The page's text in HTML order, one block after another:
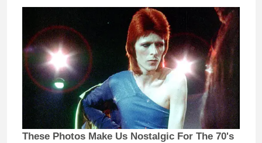
These Photos Make Us Nostalgic For The 70's